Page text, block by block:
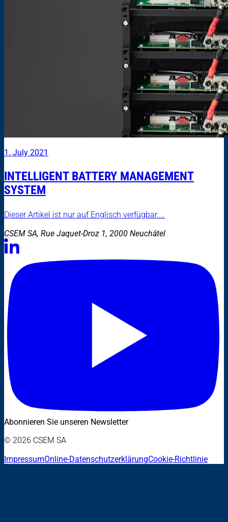
1. July 2021
INTELLIGENT BATTERY MANAGEMENT
SYSTEM
Dieser Artikel ist nur auf Englisch verfügbar....
CSEM SA, Rue Jaquet-Droz 1, 2000 Neuchâtel
Abonnieren Sie unseren Newsletter
© 2026 CSEM SA
ImpressumOnline-DatenschutzerklärungCookie-Richtlinie